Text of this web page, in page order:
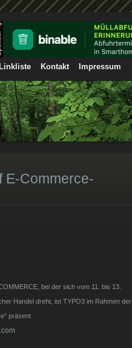
Linkliste Kontakt Impressum
E-Commerce-
bei der sich vom 11. bis 13.
Handel dreht, ist TYPO3 im Rahmen der
präsent